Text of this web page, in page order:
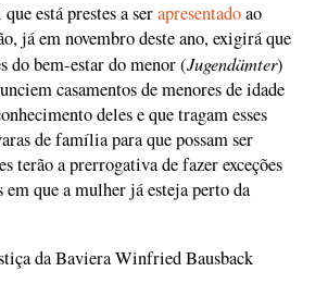
está prestes a serapresentadoao
já em novembro deste ano, exigirá que
do bem-estar do menor (Jugendämter)
casamentos de menores de idade
deles e que tragam esses
de família para que possam ser
terão a prerrogativa de fazer exceções
em que a mulher já esteja perto da
da Baviera Winfried Bausback